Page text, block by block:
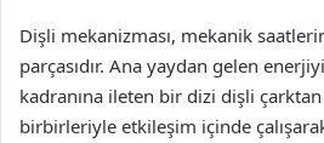
Dişli mekanizması, mekanik
parçasıdır. Ana yaydan gelen
kadranına ileten bir dizi dişli
birbirleriyle etkileşim içinde